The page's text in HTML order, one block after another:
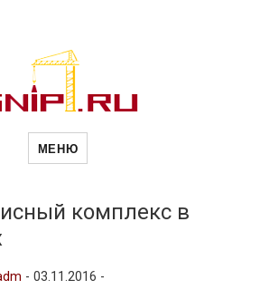
Новости
и
рубрики
МЕНЮ
комплекс в
- 03.11.2016 -